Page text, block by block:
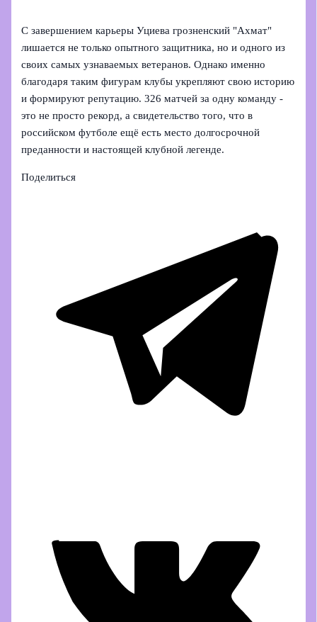
С завершением карьеры Уциева грозненский "Ахмат"
лишается не только опытного защитника, но и одного из
своих самых узнаваемых ветеранов. Однако именно
благодаря таким фигурам клубы укрепляют свою историю
и формируют репутацию. 326 матчей за одну команду -
это не просто рекорд, а свидетельство того, что в
российском футболе ещё есть место долгосрочной
преданности и настоящей клубной легенде.
Поделиться